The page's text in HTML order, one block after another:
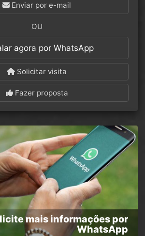
Enviar por e-mail
OU
agora por WhatsApp
Solicitar visita
Fazer proposta
mais informações por
WhatsApp